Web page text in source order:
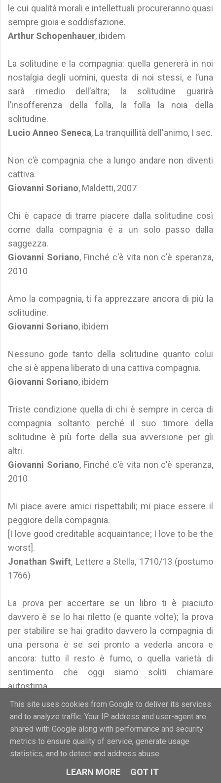
le cui qualità morali e intellettuali procureranno quasi
sempre gioia e soddisfazione.
Arthur Schopenhauer, ibidem
La solitudine e la compagnia: quella genererà in noi
nostalgia degli uomini, questa di noi stessi, e l’una
sarà rimedio dell’altra; la solitudine guarirà
l’insofferenza della folla, la folla la noia della
solitudine.
Lucio Anneo Seneca, La tranquillità dell'animo, I sec.
Non c’è compagnia che a lungo andare non diventi
cattiva.
Giovanni Soriano, Maldetti, 2007
Chi è capace di trarre piacere dalla solitudine così
come dalla compagnia è a un solo passo dalla
saggezza.
Giovanni Soriano, Finché c'è vita non c'è speranza,
2010
Amo la compagnia, ti fa apprezzare ancora di più la
solitudine.
Giovanni Soriano, ibidem
Nessuno gode tanto della solitudine quanto colui
che si è appena liberato di una cattiva compagnia.
Giovanni Soriano, ibidem
Triste condizione quella di chi è sempre in cerca di
compagnia soltanto perché il suo timore della
solitudine è più forte della sua avversione per gli
altri.
Giovanni Soriano, Finché c'è vita non c'è speranza,
2010
Mi piace avere amici rispettabili; mi piace essere il
peggiore della compagnia.
[I love good creditable acquaintance; I love to be the
worst].
Jonathan Swift, Lettere a Stella, 1710/13 (postumo
1766)
La prova per accertare se un libro ti è piaciuto
davvero è se lo hai riletto (e quante volte); la prova
per stabilire se hai gradito davvero la compagnia di
una persona è se sei pronto a vederla ancora e
ancora: tutto il resto è fumo, o quella varietà di
sentimento che oggi siamo soliti chiamare
autostima.
Nassim Nicholas Taleb
, Il letto di Procuste, 2010
Ancora più che il pane, l'uomo desidera la
compagnia.
Madre Teresa di Calcutta(attribuzione incerta -
fonte sconosciuta - segnalala ad Aforismario)
This site uses cookies from Google to deliver its services
and to analyze traffic. Your IP address and user-agent are
shared with Google along with performance and security
metrics to ensure quality of service, generate usage
statistics, and to detect and address abuse.
LEARN MORE GOT IT